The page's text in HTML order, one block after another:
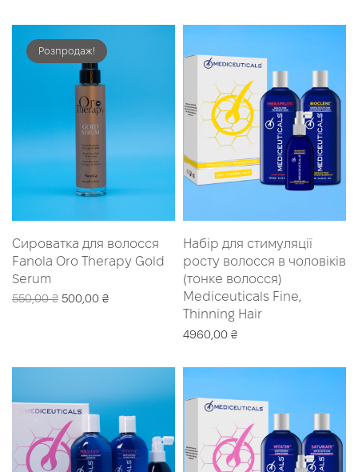
710,00 ₴.690,00 ₴.
Розпродаж!
Сироватка для волосся
Fanola Oro Therapy Gold
Serum
550,00₴ Оригінальна
500,00 ₴Поточна
Набір для стимуляції
росту волосся в чоловіків
(тонке волосся)
Mediceuticals Fine,
Thinning Hair
4960,00 ₴